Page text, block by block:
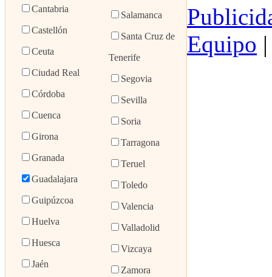
Cantabria
Castellón
Ceuta
Ciudad Real
Córdoba
Cuenca
Girona
Granada
Guadalajara
Guipúzcoa
Huelva
Huesca
Jaén
Salamanca
Santa Cruz de
Tenerife
Segovia
Sevilla
Soria
Tarragona
Teruel
Toledo
Valencia
Valladolid
Vizcaya
Zamora
Equipo